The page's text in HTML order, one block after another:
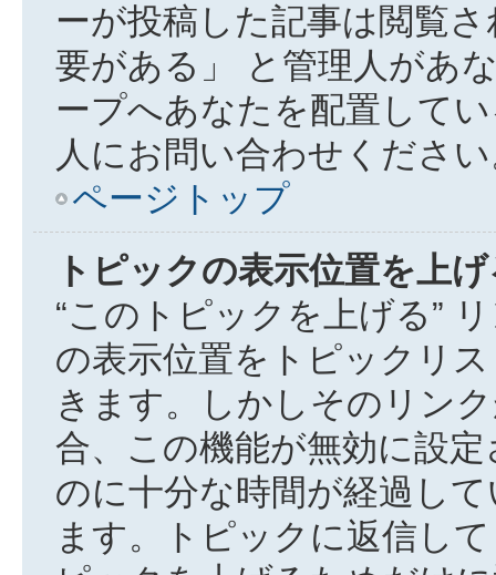
ーが投稿した記事は閲覧
要がある」 と管理人があ
ープへあなたを配置して
人にお問い合わせくださ
ページトップ
トピックの表示位置を上
“このトピックを上げる”
の表示位置をトピックリ
きます。しかしそのリン
合、この機能が無効に設
のに十分な時間が経過し
ます。トピックに返信し